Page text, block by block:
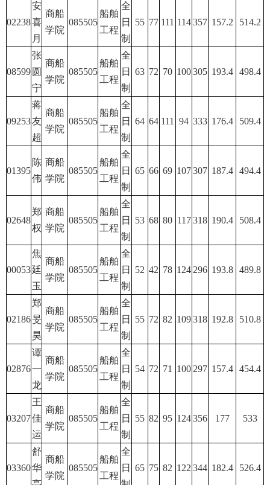
02238
安
喜
月
商船
学院
085505
船舶
工程
全
日
制
55 77 111 114 357 157.2 514.2
08599
张
圆
宁
商船
学院
085505
船舶
工程
全
日
制
63 72 70 100305 193.4 498.4
09253
蒋
友
超
商船
学院
085505
船舶
工程
全
日
制
64 64 111 94 333 176.4 509.4
01395
陈
伟
商船
学院
085505
船舶
工程
全
日
制
65 66 69 107307 187.4 494.4
02648
郑
权
商船
学院
085505
船舶
工程
全
日
制
53 68 80 117 318 190.4 508.4
00053
焦
廷
玉
商船
学院
085505
船舶
工程
全
日
制
52 42 78 124 296 193.8 489.8
02186
郑
旻
昊
商船
学院
085505
船舶
工程
全
日
制
55 72 82 109318 192.8 510.8
02876
谭
一
龙
商船
学院
085505
船舶
工程
全
日
制
54 72 71 100 297 157.4 454.4
03207
王
佳
运
商船
学院
085505
船舶
工程
全
日
制
55 82 95 124356 177 533
03360
舒
华
商船
学院
085505
船舶
工程
全
日
65 75 82 122 344 182.4 526.4